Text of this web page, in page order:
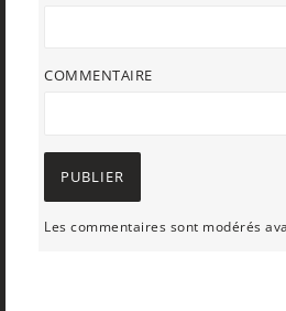
COMMENTAIRE
Les commentaires sont modérés